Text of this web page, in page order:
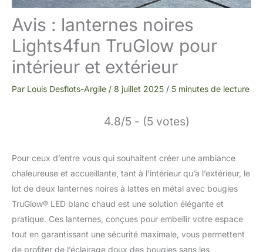
Avis : lanternes noires
Lights4fun TruGlow pour
intérieur et extérieur
Par Louis Desflots-Argile / 8 juillet 2025 / 5 minutes de lecture
4.8/5 - (5 votes)
Pour ceux d’entre vous qui souhaitent créer une ambiance
chaleureuse et accueillante, tant à l’intérieur qu’à l’extérieur, le
lot de deux lanternes noires à lattes en métal avec bougies
TruGlow® LED blanc chaud est une solution élégante et
pratique. Ces lanternes, conçues pour embellir votre espace
tout en garantissant une sécurité maximale, vous permettent
de profiter de l’éclairage doux des bougies sans les